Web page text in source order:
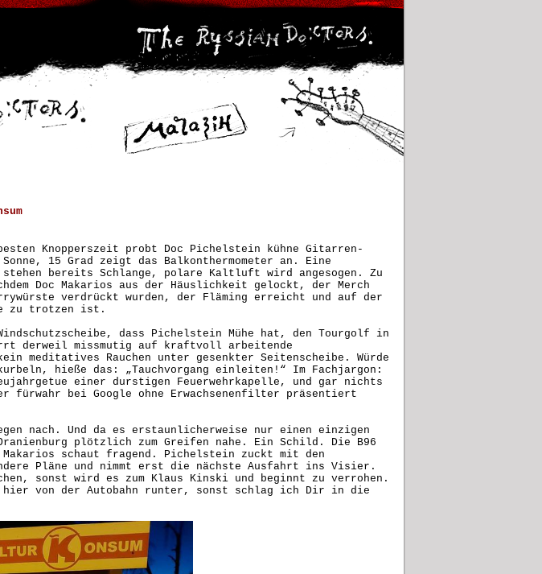
Knopperszeit probt Doc Pichelstein kühne Gitarren-
15 Grad zeigt das Balkonthermometer an. Eine
stehen bereits Schlange, polare Kaltluft wird angesogen. Zu
Doc Makarios aus der Häuslichkeit gelockt, der Merch
verdrückt wurden, der Fläming erreicht und auf der
zu trotzen ist.
dass Pichelstein Mühe hat, den Tourgolf in
derweil missmutig auf kraftvoll arbeitende
meditatives Rauchen unter gesenkter Seitenscheibe. Würde
hieße das: „Tauchvorgang einleiten!“ Im Fachjargon:
einer durstigen Feuerwehrkapelle, und gar nichts
fürwahr bei Google ohne Erwachsenenfilter präsentiert
nach. Und da es erstaunlicherweise nur einen einzigen
plötzlich zum Greifen nahe. Ein Schild. Die B96
schaut fragend. Pichelstein zuckt mit den
Pläne und nimmt erst die nächste Ausfahrt ins Visier.
sonst wird es zum Klaus Kinski und beginnt zu verrohen.
hier von der Autobahn runter, sonst schlag ich Dir in die